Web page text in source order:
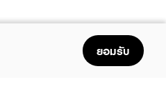
ยอมรับ